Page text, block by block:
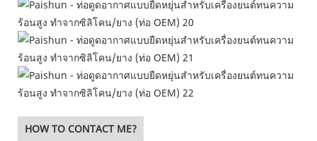
HOW TO CONTACT ME?